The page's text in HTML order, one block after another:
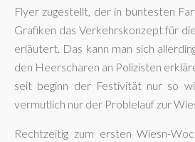
Flyer zugestellt, der in buntesten
Grafiken das Verkehrskonzept für
erläutert. Das kann man sich
den Heerscharen an Polizisten
seit beginn der Festivität nur so
vermutlich nur der Problelauf zur
Rechtzeitig zum ersten Wiesn-